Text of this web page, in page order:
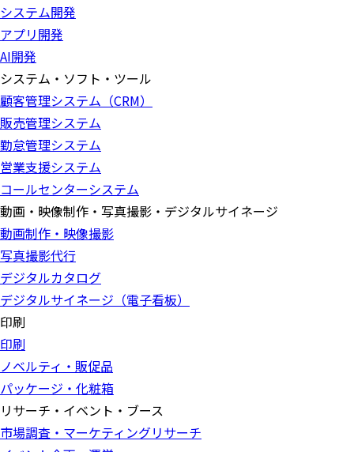
システム開発
アプリ開発
AI開発
システム・ソフト・ツール
顧客管理システム（CRM）
販売管理システム
勤怠管理システム
営業支援システム
コールセンターシステム
動画・映像制作・写真撮影・デジタルサイネージ
動画制作・映像撮影
写真撮影代行
デジタルカタログ
デジタルサイネージ（電子看板）
印刷
印刷
ノベルティ・販促品
パッケージ・化粧箱
リサーチ・イベント・ブース
市場調査・マーケティングリサーチ